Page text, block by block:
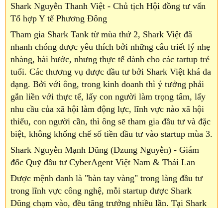
Shark Nguyễn Thanh Việt - Chủ tịch Hội đồng tư vấn
Tổ hợp Y tế Phương Đông
Tham gia Shark Tank từ mùa thứ 2, Shark Việt đã
nhanh chóng được yêu thích bởi những câu triết lý nhẹ
nhàng, hài hước, nhưng thực tế dành cho các tartup trẻ
tuổi. Các thương vụ được đầu tư bởi Shark Việt khá đa
dạng. Bởi với ông, trong kinh doanh thì ý tưởng phải
gắn liền với thực tế, lấy con người làm trọng tâm, lấy
nhu cầu của xã hội làm động lực, lĩnh vực nào xã hội
thiếu, con người cần, thì ông sẽ tham gia đầu tư và đặc
biệt, không khống chế số tiền đầu tư vào startup mùa 3.
Shark Nguyễn Mạnh Dũng (Dzung Nguyễn) - Giám
đốc Quỹ đầu tư CyberAgent Việt Nam & Thái Lan
Được mệnh danh là "bàn tay vàng" trong làng đầu tư
trong lĩnh vực công nghệ, mỗi startup được Shark
Dũng chạm vào, đều tăng trưởng nhiều lần. Tại Shark